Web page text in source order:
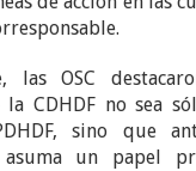
las OSC
CDHDF no sea
sino que
un papel